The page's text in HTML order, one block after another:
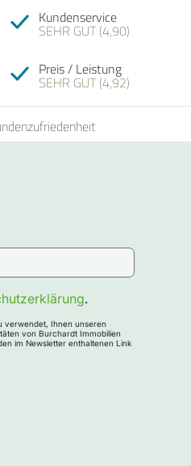
Kundenservice
SEHR GUT (4,90)
Preis / Leistung
SEHR GUT (4,92)
.
verwendet, Ihnen unseren
von Burchardt Immobilien
im Newsletter enthaltenen Link